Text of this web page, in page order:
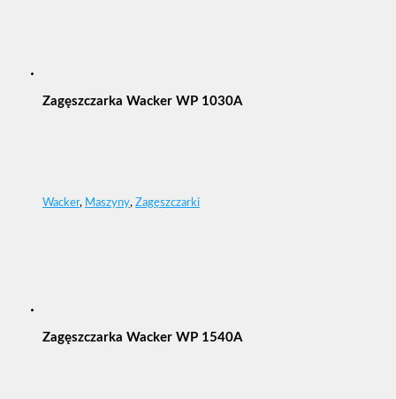
Zagęszczarka Wacker WP 1030A
Wacker, Maszyny, Zagęszczarki
Zagęszczarka Wacker WP 1540A